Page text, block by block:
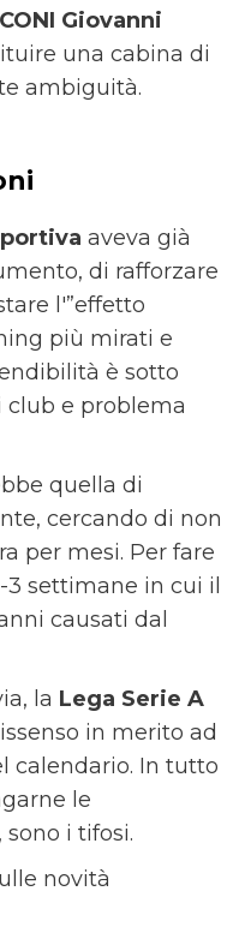
CONI Giovanni
una cabina di
ambiguità.
aveva già
di rafforzare
l'”effetto
più mirati e
è sotto
club e problema
quella di
cercando di non
per mesi. Per fare
3 settimane in cui il
causati dal
la Lega Serie A
in merito ad
calendario. In tutto
le
i tifosi.
novità